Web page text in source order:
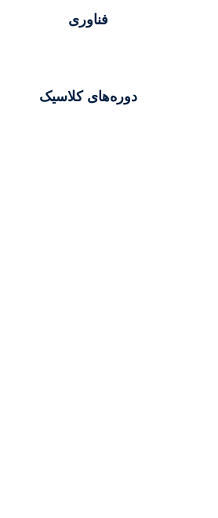
فناوری
دوره‌های کلاسیک